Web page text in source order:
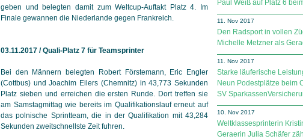
geben und belegten damit zum Weltcup-Auftakt Platz 4. Im
Finale gewannen die Niederlande gegen Frankreich.
03.11.2017 / Quali-Platz 7 für Teamsprinter
Bei den Männern belegten Robert Förstemann, Eric Engler
(Cottbus) und Joachim Eilers (Chemnitz) in 43,773 Sekunden
Platz sieben und erreichen die ersten Runde. Dort treffen sie
am Samstagmittag wie bereits im Qualifikationslauf erneut auf
das polnische Sprintteam, die in der Qualifikation mit 43,284
Sekunden zweitschnellste Zeit fuhren.
Paul Weiß auf Platz 6
11. Nov 2017
Den Radsport in vollen
Michelle Metzner als
11. Nov 2017
Starke läuferische
Neun Podestplätze beim
SV
10. Nov 2017
Weltklassesprinterin
Geraerin Julia Schäfer